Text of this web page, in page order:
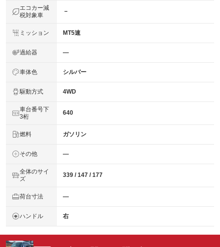
エコカー減
税対象車
－
ミッション MT5速
過給器 ―
車体色 シルバー
駆動方式 4WD
車台番号下
3桁
640
燃料 ガソリン
その他 ―
全体のサイ
ズ
339 / 147 / 177
荷台寸法 ―
ハンドル 右